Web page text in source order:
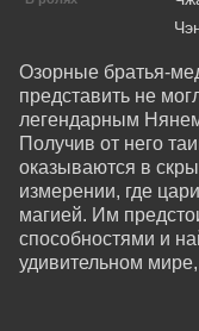
Озорные братья-
представить не
легендарным
Получив от него
оказываются в
измерении, где
магией. Им
способностями и
удивительном